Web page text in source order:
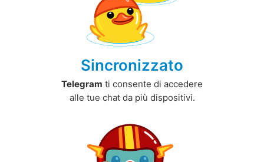
Sincronizzato
Telegram ti consente di accedere
alle tue chat da più dispositivi.